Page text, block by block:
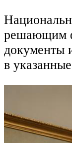
решающим
документы
в